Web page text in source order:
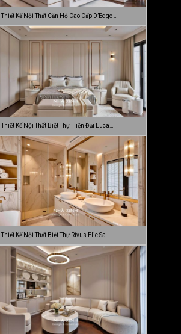
Thiết Kế Nội Thất Căn Hộ Cao Cấp D’Edge …
Thiết Kế Nội Thất Biệt Thự Hiện Đại Luca…
Thiết Kế Nội Thất Biệt Thự Rivus Elie Sa…